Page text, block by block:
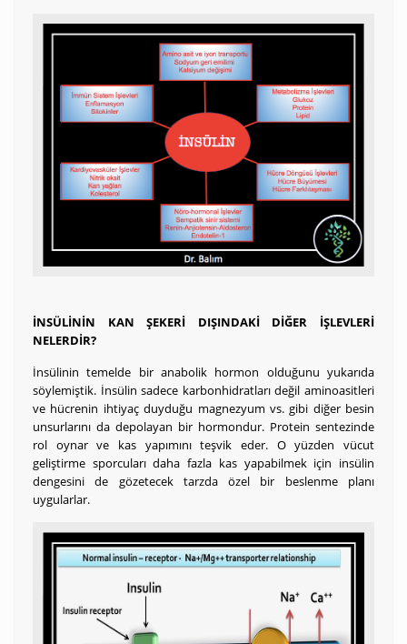
İNSÜLİNİN KAN ŞEKERİ DIŞINDAKİ DİĞER İŞLEVLERİ
NELERDİR?
İnsülinin temelde bir anabolik hormon olduğunu yukarıda
söylemiştik. İnsülin sadece karbonhidratları değil aminoasitleri
ve hücrenin ihtiyaç duyduğu magnezyum vs. gibi diğer besin
unsurlarını da depolayan bir hormondur. Protein sentezinde
rol oynar ve kas yapımını teşvik eder. O yüzden vücut
geliştirme sporcuları daha fazla kas yapabilmek için insülin
dengesini de gözetecek tarzda özel bir beslenme planı
uygularlar.